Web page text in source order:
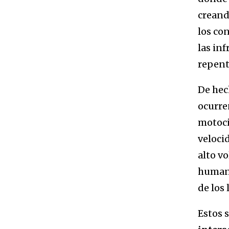
los
las
De
alto
de los
Estos